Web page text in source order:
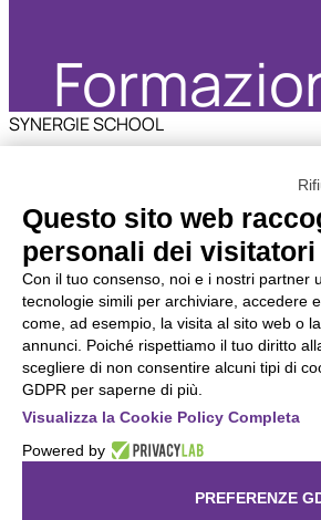
scuole e
scolastici
SYNERGIE SCHOOL
Il ponte tra scuola e
Synergie School è la divisione di
mondo dell’Istruzione per la
suo obiettivo è semplice ma
accompagnare gli studenti delle
gradi di istruzione nel loro percorso
professionale, aiutandoli a
e ad orientarsi nel mondo del lavoro
modo consapevole e preparato nel
Questo sito web
personali dei visitatori
Con il tuo consenso, noi e i nostri partner
tecnologie simili per archiviare, accedere
come, ad esempio, la visita al sito web o
annunci. Poiché rispettiamo il tuo diritto
scegliere di non consentire alcuni tipi di
GDPR per saperne di più.
Visualizza la Cookie Policy Completa
Powered by
PREFERENZE